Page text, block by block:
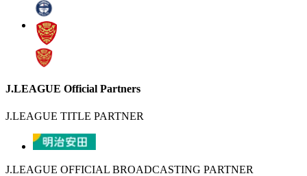
J.LEAGUE Official Partners
J.LEAGUE TITLE PARTNER
J.LEAGUE OFFICIAL BROADCASTING PARTNER